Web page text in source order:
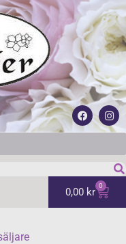
0,00 kr 0